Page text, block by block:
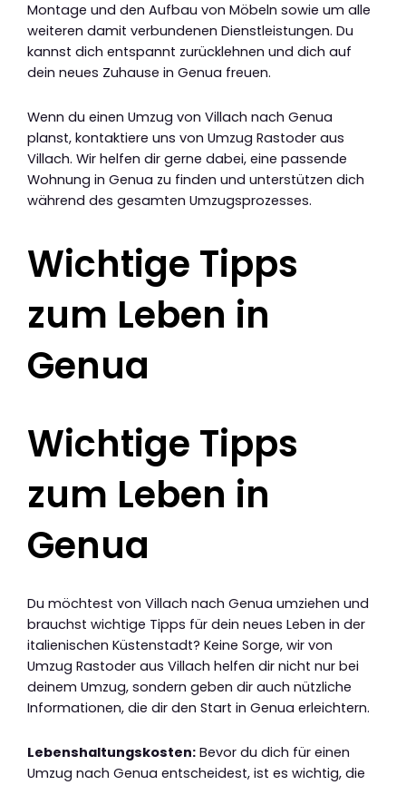
Montage und den Aufbau von Möbeln sowie um alle
weiteren damit verbundenen Dienstleistungen. Du
kannst dich entspannt zurücklehnen und dich auf
dein neues Zuhause in Genua freuen.
Wenn du einen Umzug von Villach nach Genua
planst, kontaktiere uns von Umzug Rastoder aus
Villach. Wir helfen dir gerne dabei, eine passende
Wohnung in Genua zu finden und unterstützen dich
während des gesamten Umzugsprozesses.
Wichtige Tipps
zum Leben in
Genua
Wichtige Tipps
zum Leben in
Genua
Du möchtest von Villach nach Genua umziehen und
brauchst wichtige Tipps für dein neues Leben in der
italienischen Küstenstadt? Keine Sorge, wir von
Umzug Rastoder aus Villach helfen dir nicht nur bei
deinem Umzug, sondern geben dir auch nützliche
Informationen, die dir den Start in Genua erleichtern.
Lebenshaltungskosten: Bevor du dich für einen
Umzug nach Genua entscheidest, ist es wichtig, die